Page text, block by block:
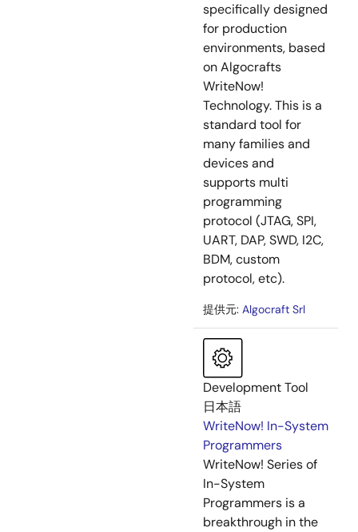
specifically designed
for production
environments, based
on Algocrafts
WriteNow!
Technology. This is a
standard tool for
many families and
devices and
supports multi
programming
protocol (JTAG, SPI,
UART, DAP, SWD, I2C,
BDM, custom
protocol, etc).
提供元: Algocraft Srl
Development Tool
日本語
WriteNow! In-System
Programmers
WriteNow! Series of
In-System
Programmers is a
breakthrough in the